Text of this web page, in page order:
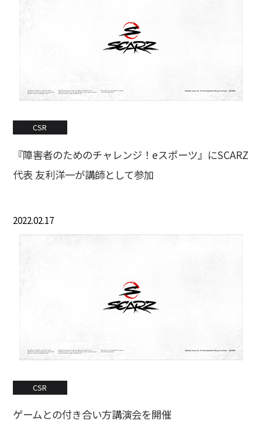
CSR
『障害者のためのチャレンジ！eスポーツ』にSCARZ
代表 友利洋一が講師として参加
2022.02.17
CSR
ゲームとの付き合い方講演会を開催